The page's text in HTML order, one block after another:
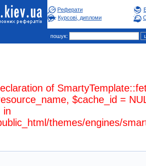
Реферати
Курсові, дипломи
пошук:
of
$cache_id =
in
themes/engines/